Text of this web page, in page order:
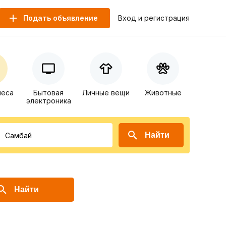
Подать объявление Вход и регистрация
Бытовая
электроника
Личные вещи Животные
Найти
Найти